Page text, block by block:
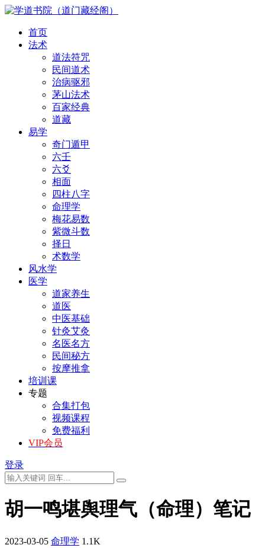
首页
法术
道法符咒
民间道术
治病驱邪
茅山法术
百家经典
道藏
易学
奇门遁甲
六壬
六爻
相面
四柱八字
命理学
梅花易数
紫微斗数
择日
术数学
风水学
医学
道家养生
道医
中医基础
针灸艾灸
名医名方
民间秘方
按摩推拿
培训课
专题
合集打包
视频课程
免费福利
VIP会员
登录
胡一鸣堪舆理气（命理）笔记
2023-03-05 命理学 1.1K